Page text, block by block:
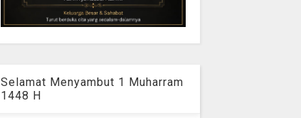
Selamat Menyambut 1 Muharram
1448 H